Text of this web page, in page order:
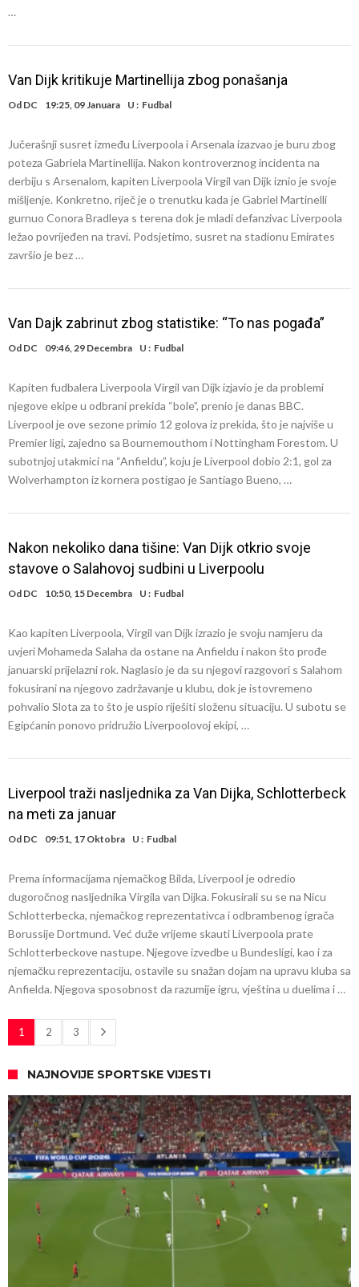
…
Van Dijk kritikuje Martinellija zbog ponašanja
Od DC 19:25, 09 Januara U : Fudbal
Jučerašnji susret između Liverpoola i Arsenala izazvao je buru zbog
poteza Gabriela Martinellija. Nakon kontroverznog incidenta na
derbiju s Arsenalom, kapiten Liverpoola Virgil van Dijk iznio je svoje
mišljenje. Konkretno, riječ je o trenutku kada je Gabriel Martinelli
gurnuo Conora Bradleya s terena dok je mladi defanzivac Liverpoola
ležao povrijeđen na travi. Podsjetimo, susret na stadionu Emirates
završio je bez …
Van Dajk zabrinut zbog statistike: “To nas pogađa”
Od DC 09:46, 29 Decembra U : Fudbal
Kapiten fudbalera Liverpoola Virgil van Dijk izjavio je da problemi
njegove ekipe u odbrani prekida “bole”, prenio je danas BBC.
Liverpool je ove sezone primio 12 golova iz prekida, što je najviše u
Premier ligi, zajedno sa Bournemouthom i Nottingham Forestom. U
subotnjoj utakmici na “Anfieldu”, koju je Liverpool dobio 2:1, gol za
Wolverhampton iz kornera postigao je Santiago Bueno, …
Nakon nekoliko dana tišine: Van Dijk otkrio svoje
stavove o Salahovoj sudbini u Liverpoolu
Od DC 10:50, 15 Decembra U : Fudbal
Kao kapiten Liverpoola, Virgil van Dijk izrazio je svoju namjeru da
uvjeri Mohameda Salaha da ostane na Anfieldu i nakon što prođe
januarski prijelazni rok. Naglasio je da su njegovi razgovori s Salahom
fokusirani na njegovo zadržavanje u klubu, dok je istovremeno
pohvalio Slota za to što je uspio riješiti složenu situaciju. U subotu se
Egipćanin ponovo pridružio Liverpoolovoj ekipi, …
Liverpool traži nasljednika za Van Dijka, Schlotterbeck
na meti za januar
Od DC 09:51, 17 Oktobra U : Fudbal
Prema informacijama njemačkog Bilda, Liverpool je odredio
dugoročnog nasljednika Virgila van Dijka. Fokusirali su se na Nicu
Schlotterbecka, njemačkog reprezentativca i odbrambenog igrača
Borussije Dortmund. Već duže vrijeme skauti Liverpoola prate
Schlotterbeckove nastupe. Njegove izvedbe u Bundesligi, kao i za
njemačku reprezentaciju, ostavile su snažan dojam na upravu kluba sa
Anfielda. Njegova sposobnost da razumije igru, vještina u duelima i …
1 2 3
NAJNOVIJE SPORTSKE VIJESTI